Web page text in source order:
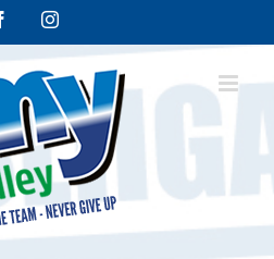
FacebookInstagram